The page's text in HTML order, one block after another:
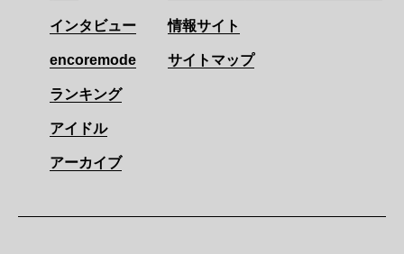
インタビュー
encoremode
ランキング
アイドル
アーカイブ
情報サイト
サイトマップ